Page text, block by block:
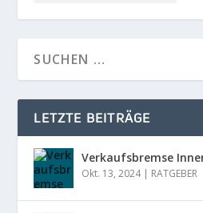
LETZTE BEITRÄGE
Verkaufsbremse
Okt. 13, 2024| RATGEBER